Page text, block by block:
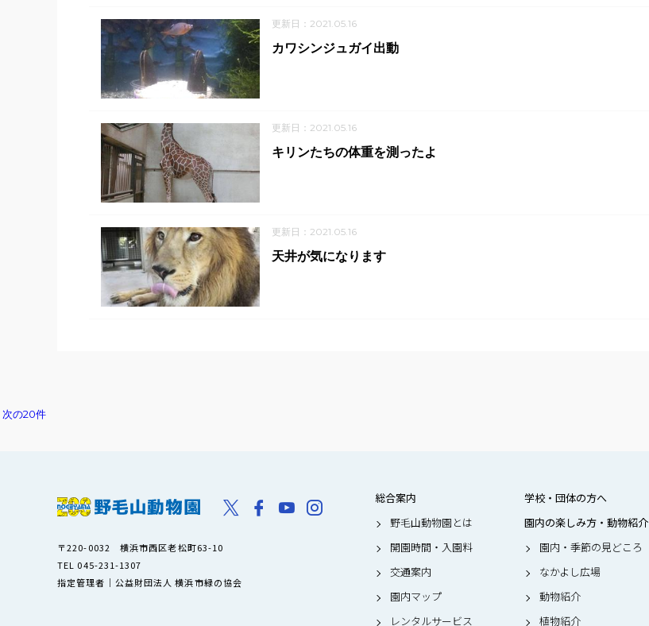
更新日：2021.05.16
カワシンジュガイ出動
更新日：2021.05.16
キリンたちの体重を測ったよ
更新日：2021.05.16
天井が気になります
次の20件
〒220-0032 横浜市西区老松町63-10
TEL 045-231-1307
指定管理者｜公益財団法人 横浜市緑の協会
総合案内
野毛山動物園とは
開園時間・入園料
交通案内
園内マップ
レンタルサービス
学校・団体の方へ
園内の楽しみ方・動物紹介
園内・季節の見どころ
なかよし広場
動物紹介
植物紹介